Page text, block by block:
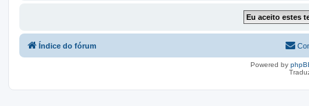
Índice do fórum
Powered by